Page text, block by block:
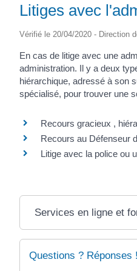
Litiges avec
Vérifié le 20/04/2020 - Direction
En cas de litige avec une
administration. Il y a deux
hiérarchique, adressé à son
spécialisé, pour trouver une
Recours gracieux ,
Recours au Défenseur
Litige avec la police ou
Services en ligne et
Questions ? Réponses !